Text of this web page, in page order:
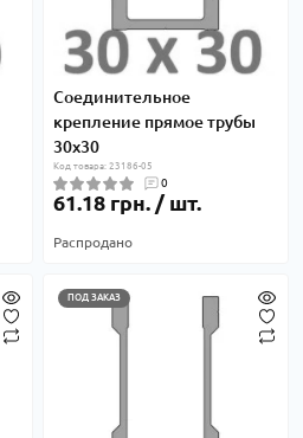
Соединительное
крепление прямое трубы
30х30
Код товара: 23186-05
0
61.18 грн. / шт.
Распродано
ПОД ЗАКАЗ